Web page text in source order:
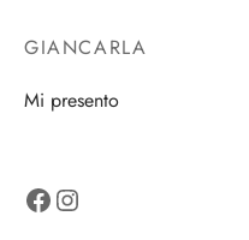
GIANCARLA
Mi presento
Facebook